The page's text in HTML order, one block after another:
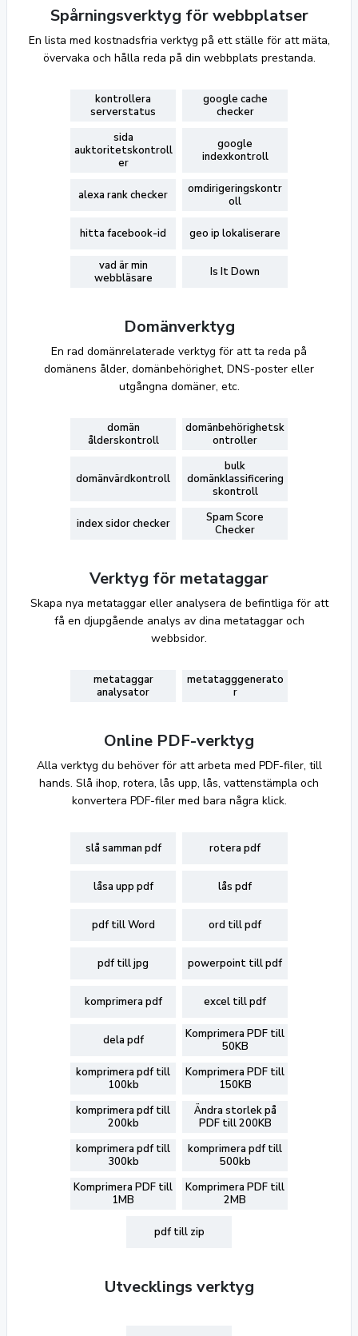
Spårningsverktyg för webbplatser
En lista med kostnadsfria verktyg på ett ställe för att mäta,
övervaka och hålla reda på din webbplats prestanda.
kontrollera
serverstatus
google cache
checker
sida
auktoritetskontroll
er
google
indexkontroll
alexa rank checker
omdirigeringskontr
oll
hitta facebook-id geo ip lokaliserare
vad är min
webbläsare
Is It Down
Domänverktyg
En rad domänrelaterade verktyg för att ta reda på
domänens ålder, domänbehörighet, DNS-poster eller
utgångna domäner, etc.
domän
ålderskontroll
domänbehörighetsk
ontroller
domänvärdkontroll
bulk
domänklassificering
skontroll
index sidor checker
Spam Score
Checker
Verktyg för metataggar
Skapa nya metataggar eller analysera de befintliga för att
få en djupgående analys av dina metataggar och
webbsidor.
metataggar
analysator
metatagggenerato
r
Online PDF-verktyg
Alla verktyg du behöver för att arbeta med PDF-filer, till
hands. Slå ihop, rotera, lås upp, lås, vattenstämpla och
konvertera PDF-filer med bara några klick.
slå samman pdf rotera pdf
låsa upp pdf lås pdf
pdf till Word ord till pdf
pdf till jpg powerpoint till pdf
komprimera pdf excel till pdf
dela pdf
Komprimera PDF till
50KB
komprimera pdf till
100kb
Komprimera PDF till
150KB
komprimera pdf till
200kb
Ändra storlek på
PDF till 200KB
komprimera pdf till
300kb
komprimera pdf till
500kb
Komprimera PDF till
1MB
Komprimera PDF till
2MB
pdf till zip
Utvecklings verktyg